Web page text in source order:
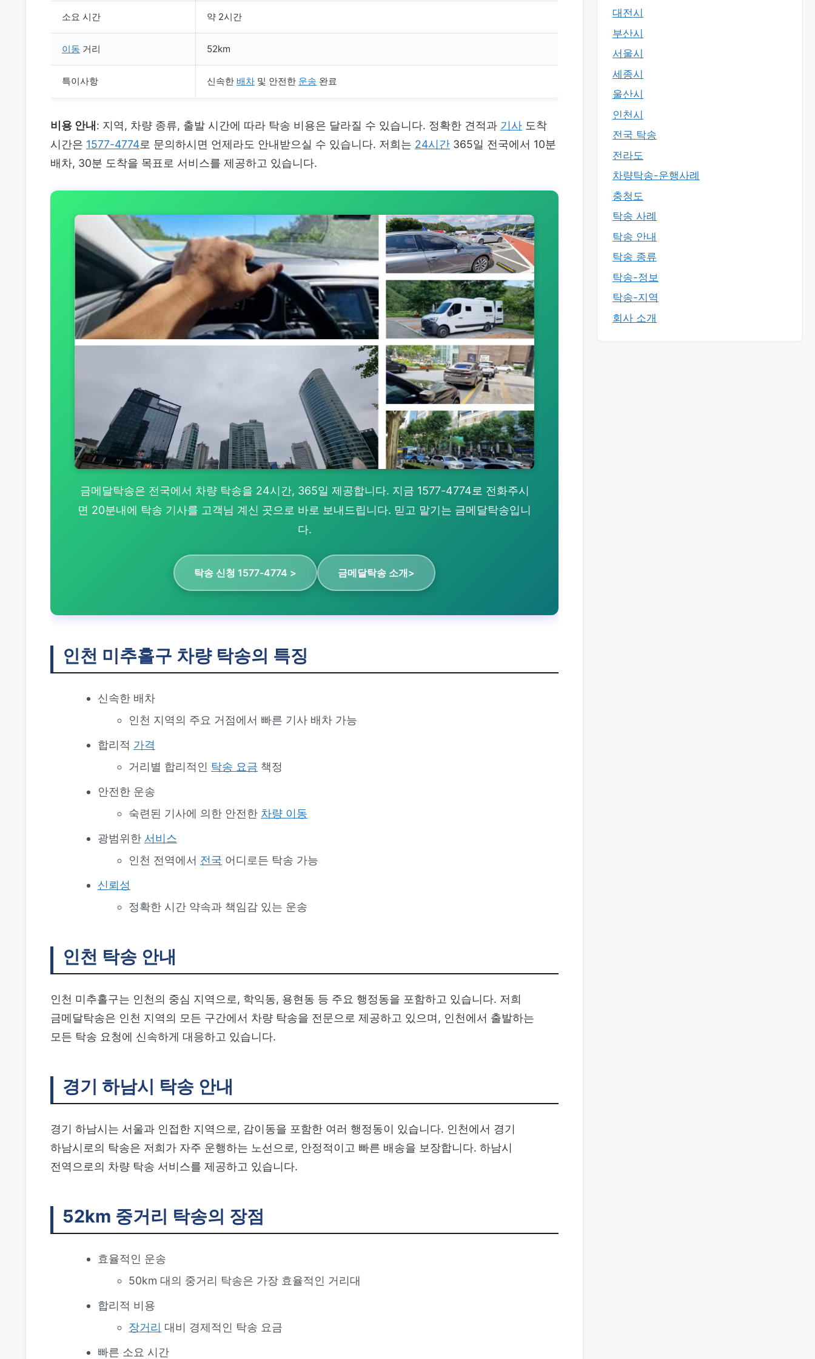
소요 시간 약 2시간
이동 거리 52km
특이사항 신속한 배차 및 안전한 운송 완료
비용 안내 : 지역, 차량 종류, 출발 시간에 따라 탁송 비용은 달라질 수 있습니다. 정확한 견적과 기사 도착
시간은 1577-4774로 문의하시면 언제라도 안내받으실 수 있습니다. 저희는 24시간 365일 전국에서 10분
배차, 30분 도착을 목표로 서비스를 제공하고 있습니다.
금메달탁송은 전국에서 차량 탁송을 24시간, 365일 제공합니다. 지금 1577-4774로 전화주시
면 20분내에 탁송 기사를 고객님 계신 곳으로 바로 보내드립니다. 믿고 맡기는 금메달탁송입니
다.
탁송 신청 1577-4774 > 금메달탁송 소개>
인천 미추홀구 차량 탁송의 특징
신속한 배차
인천 지역의 주요 거점에서 빠른 기사 배차 가능
합리적 가격
거리별 합리적인 탁송 요금 책정
안전한 운송
숙련된 기사에 의한 안전한 차량 이동
광범위한 서비스
인천 전역에서 전국 어디로든 탁송 가능
신뢰성
정확한 시간 약속과 책임감 있는 운송
인천 탁송 안내
인천 미추홀구는 인천의 중심 지역으로, 학익동, 용현동 등 주요 행정동을 포함하고 있습니다. 저희
금메달탁송은 인천 지역의 모든 구간에서 차량 탁송을 전문으로 제공하고 있으며, 인천에서 출발하는
모든 탁송 요청에 신속하게 대응하고 있습니다.
경기 하남시 탁송 안내
경기 하남시는 서울과 인접한 지역으로, 감이동을 포함한 여러 행정동이 있습니다. 인천에서 경기
하남시로의 탁송은 저희가 자주 운행하는 노선으로, 안정적이고 빠른 배송을 보장합니다. 하남시
전역으로의 차량 탁송 서비스를 제공하고 있습니다.
52km 중거리 탁송의 장점
효율적인 운송
50km 대의 중거리 탁송은 가장 효율적인 거리대
합리적 비용
장거리 대비 경제적인 탁송 요금
빠른 소요 시간
대전시
부산시
서울시
세종시
울산시
인천시
전국 탁송
전라도
차량탁송-운행사례
충청도
탁송 사례
탁송 안내
탁송 종류
탁송-정보
탁송-지역
회사 소개